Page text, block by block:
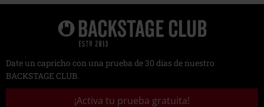
Date un capricho con una prueba de 30 días de nuestro
BACKSTAGE CLUB.
¡Activa tu prueba gratuita!